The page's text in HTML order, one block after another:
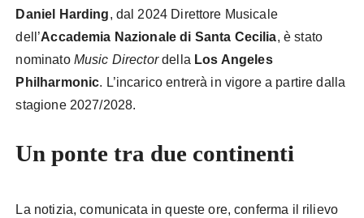
Daniel Harding, dal 2024 Direttore Musicale
dell’Accademia Nazionale di Santa Cecilia, è stato
nominato Music Directordella Los Angeles
Philharmonic. L’incarico entrerà in vigore a partire dalla
stagione 2027/2028.
Un ponte tra due continenti
La notizia, comunicata in queste ore, conferma il rilievo